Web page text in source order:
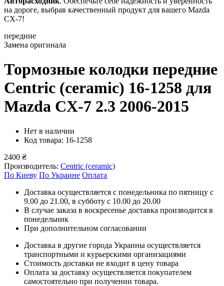
на дороге, выбрав качественный продукт для вашего Mazda
CX-7!
передние
Замена оригинала
Тормозные колодки передние
Centric (ceramic) 16-1258 для
Mazda CX-7 2.3 2006-2015
Нет в наличии
Код товара: 16-1258
2400 ₴
Производитель: Centric (ceramic)
По Киеву По Украине Оплата
Доставка осуществляется с понедельника по пятницу с
9.00 до 21.00, в субботу с 10.00 до 20.00
В случае заказа в воскресенье доставка производится в
понедельник
При дополнительном согласовании
Доставка в другие города Украины осуществляется
транспортными и курьерскими организациями
Стоимость доставки не входит в цену товара
Оплата за доставку осуществляется покупателем
самостоятельно при получении товара.